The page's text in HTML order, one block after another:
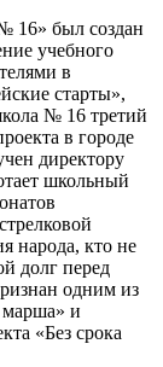
16» был создан
учебного
в
старты»,
№ 16 третий
в городе
директору
школьный
народа, кто не
долг перед
одним из
и
«Без срока